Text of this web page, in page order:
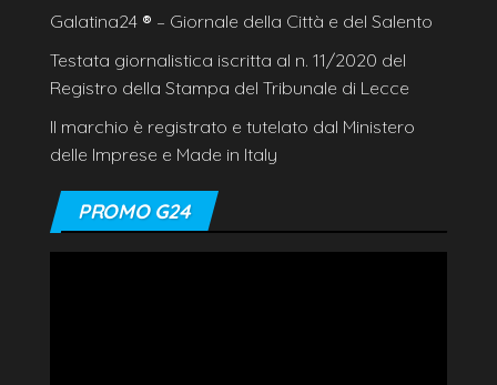
Galatina24 ® – Giornale della Città e del Salento
Testata giornalistica iscritta al n. 11/2020 del
Registro della Stampa del Tribunale di Lecce
Il marchio è registrato e tutelato dal Ministero
delle Imprese e Made in Italy
PROMO G24